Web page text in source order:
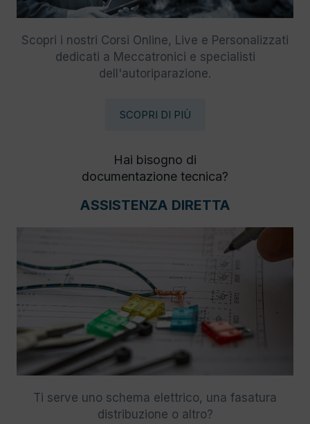
Scopri i nostri Corsi Online, Live e Personalizzati
dedicati a Meccatronici e specialisti
dell'autoriparazione.
SCOPRI DI PIÙ
Hai bisogno di
documentazione tecnica?
ASSISTENZA DIRETTA
Ti serve uno schema elettrico, una fasatura
distribuzione o altro?